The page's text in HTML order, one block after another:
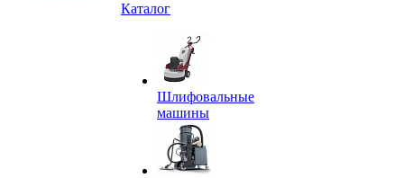
Каталог
Шлифовальные
машины